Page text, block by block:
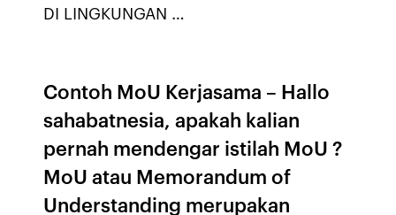
DI LINGKUNGAN …
Contoh MoU Kerjasama – Hallo
sahabatnesia, apakah kalian
pernah mendengar istilah MoU ?
MoU atau Memorandum of
Understanding merupakan